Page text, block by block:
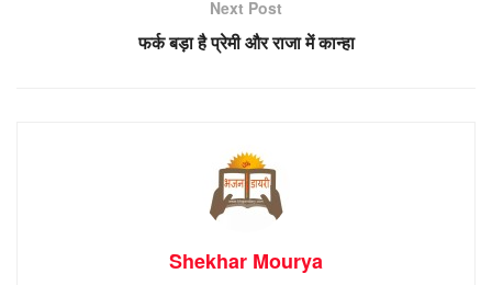
Next Post
फर्क बड़ा है प्रेमी और राजा में कान्हा
Shekhar Mourya